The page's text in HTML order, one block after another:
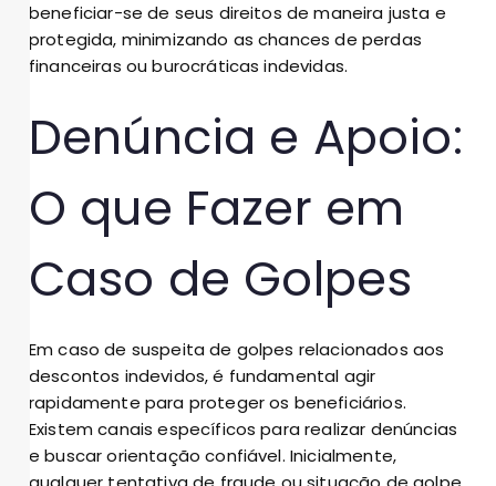
beneficiar-se de seus direitos de maneira justa e
protegida, minimizando as chances de perdas
financeiras ou burocráticas indevidas.
Denúncia e Apoio:
O que Fazer em
Caso de Golpes
Em caso de suspeita de golpes relacionados aos
descontos indevidos, é fundamental agir
rapidamente para proteger os beneficiários.
Existem canais específicos para realizar denúncias
e buscar orientação confiável. Inicialmente,